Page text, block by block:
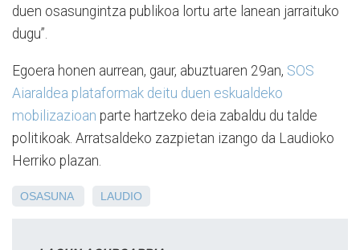
duen osasungintza publikoa lortu arte lanean jarraituko
dugu”.
Egoera honen aurrean, gaur, abuztuaren 29an, SOS
Aiaraldea plataformak deitu duen eskualdeko
mobilizazioan parte hartzeko deia zabaldu du talde
politikoak. Arratsaldeko zazpietan izango da Laudioko
Herriko plazan.
OSASUNA LAUDIO